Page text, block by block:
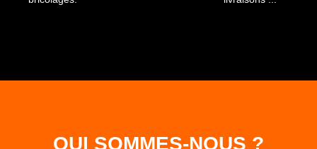
QUI SOMMES-NOUS ?